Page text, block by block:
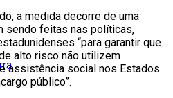
a medida decorre de uma
sendo feitas nas políticas,
“para garantir que
alto risco não utilizem
assistência social nos Estados
público”.